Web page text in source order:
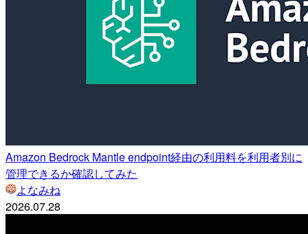
Amazon Bedrock Mantle endpoint経由の利用料を利用者別に
管理できるか確認してみた
よなみね
2026.07.28